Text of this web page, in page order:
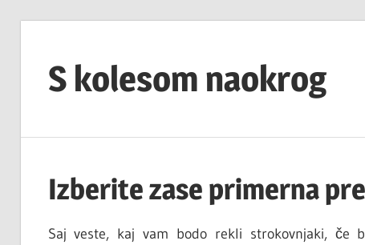
contentS kolesom naokrog
Izberite zase primerna
Saj veste, kaj vam bodo rekli strokovnjaki, če